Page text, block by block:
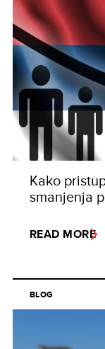
Kako
smanjenja
READ MORE
BLOG